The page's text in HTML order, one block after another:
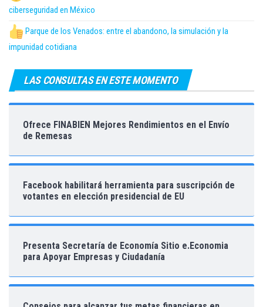
ciberseguridad en México
Parque de los Venados: entre el abandono, la simulación y la
impunidad cotidiana
LAS CONSULTAS EN ESTE MOMENTO
Ofrece FINABIEN Mejores Rendimientos en el Envío
de Remesas
Facebook habilitará herramienta para suscripción de
votantes en elección presidencial de EU
Presenta Secretaría de Economía Sitio e.Economia
para Apoyar Empresas y Ciudadanía